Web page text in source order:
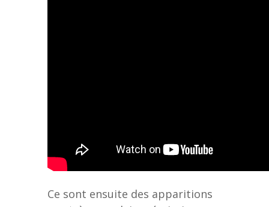
Ce sont ensuite des apparitions